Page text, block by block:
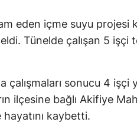
eden içme suyu projesi
Tünelde çalışan 5 işçi
sonucu 4 işçi
ilçesine bağlı Akifiye
kaybetti.